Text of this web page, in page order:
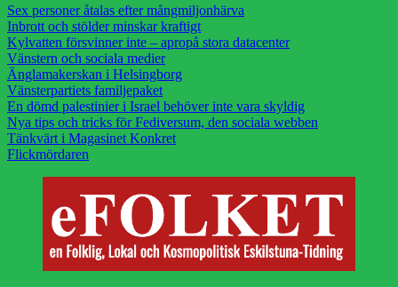
Sex personer åtalas efter mångmiljonhärva
Inbrott och stölder minskar kraftigt
Kylvatten försvinner inte – apropå stora datacenter
Vänstern och sociala medier
Änglamakerskan i Helsingborg
Vänsterpartiets familjepaket
En dömd palestinier i Israel behöver inte vara skyldig
Nya tips och tricks för Fediversum, den sociala webben
Tänkvärt i Magasinet Konkret
Flickmördaren